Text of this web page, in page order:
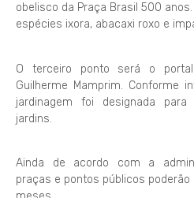
obelisco da Praça Brasil 500
espécies ixora, abacaxi roxo e
O terceiro ponto será o portal
Guilherme Mamprim. Conforme
jardinagem foi designada
jardins.
Ainda de acordo com a
praças e pontos públicos